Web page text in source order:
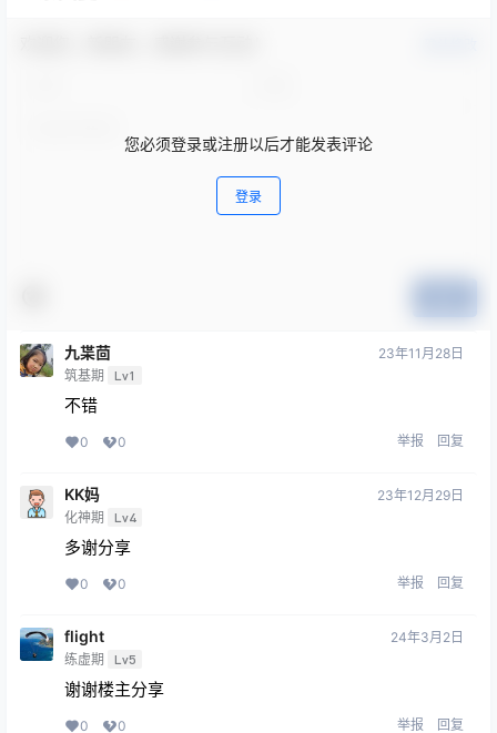
您必须登录或注册以后才能发表评论
登录
九枼茴
筑基期 Lv1
23年11月28日
不错
0 0 举报 回复
KK妈
化神期 Lv4
23年12月29日
多谢分享
0 0 举报 回复
flight
练虚期 Lv5
24年3月2日
谢谢楼主分享
0 0 举报 回复